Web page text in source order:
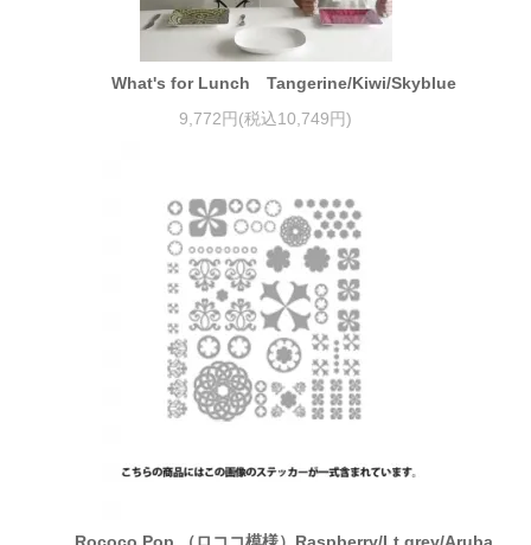
What's for Lunch Tangerine/Kiwi/Skyblue
9,772円(税込10,749円)